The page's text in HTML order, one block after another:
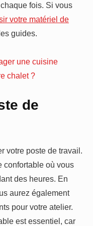
fois. Si vous
votre matériel de
guides.
une cuisine
chalet ?
de
votre poste de travail.
confortable où vous
des heures. En
aurez également
pour votre atelier.
est essentiel, car